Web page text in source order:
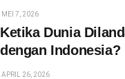
MEI 7, 2026
Ketika Dunia
dengan Indonesia?
APRIL 26, 2026